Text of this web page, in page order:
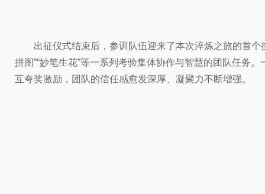
出征仪式结束后，参训队伍迎来了本次淬炼之旅的首
拼图”“妙笔生花”等一系列考验集体协作与智慧的团队任务
互夸奖激励，团队的信任感愈发深厚、凝聚力不断增强。